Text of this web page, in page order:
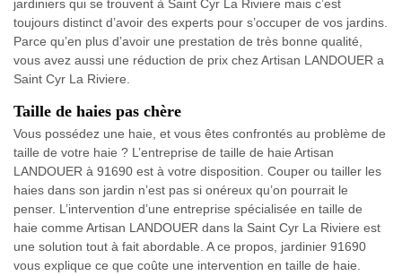
jardiniers qui se trouvent à Saint Cyr La Riviere mais c’est
toujours distinct d’avoir des experts pour s’occuper de vos jardins.
Parce qu’en plus d’avoir une prestation de très bonne qualité,
vous avez aussi une réduction de prix chez Artisan LANDOUER a
Saint Cyr La Riviere.
Taille de haies pas chère
Vous possédez une haie, et vous êtes confrontés au problème de
taille de votre haie ? L’entreprise de taille de haie Artisan
LANDOUER à 91690 est à votre disposition. Couper ou tailler les
haies dans son jardin n’est pas si onéreux qu’on pourrait le
penser. L’intervention d’une entreprise spécialisée en taille de
haie comme Artisan LANDOUER dans la Saint Cyr La Riviere est
une solution tout à fait abordable. A ce propos, jardinier 91690
vous explique ce que coûte une intervention en taille de haie.